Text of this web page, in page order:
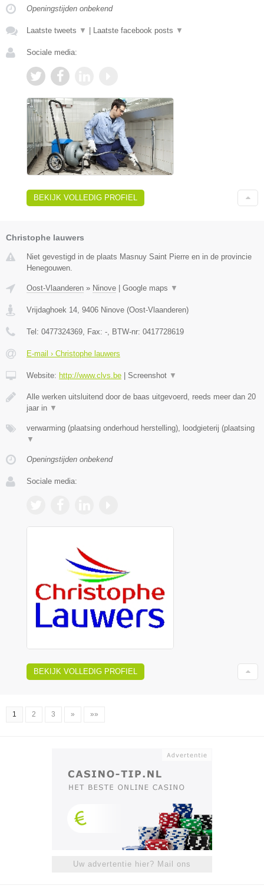
Openingstijden onbekend
Laatste tweets ▼ Laatste facebook posts ▼
Sociale media:
BEKIJK VOLLEDIG PROFIEL
Christophe lauwers
Niet gevestigd in de plaats Masnuy Saint Pierre en in de provincie
Henegouwen.
Oost-Vlaanderen » Ninove Google maps ▼
Vrijdaghoek 14, 9406 Ninove (Oost-Vlaanderen)
Tel: 0477324369, Fax: -, BTW-nr: 0417728619
E-mail › Christophe lauwers
Website: http://www.clvs.be Screenshot ▼
Alle werken uitsluitend door de baas uitgevoerd, reeds meer dan 20
jaar in ▼
verwarming (plaatsing onderhoud herstelling), loodgieterij (plaatsing
▼
Openingstijden onbekend
Sociale media:
BEKIJK VOLLEDIG PROFIEL
1 2 3 » »»
Uw advertentie hier? Mail ons